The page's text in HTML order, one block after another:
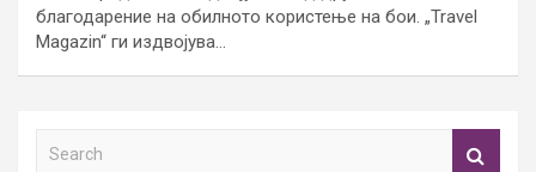
благодарение на обилното користење на бои. „Travel
Magazin“ ги издвојува…